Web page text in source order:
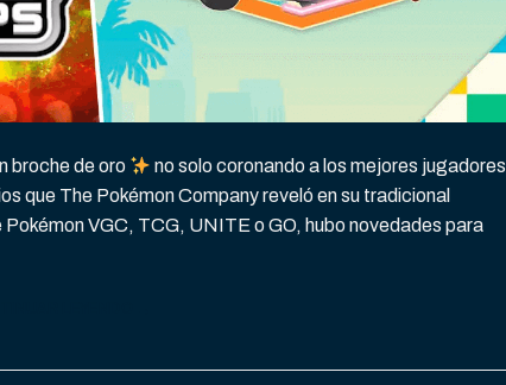
broche de oro
no solo coronando a los mejores jugadores
que The Pokémon Company reveló en su tradicional
VGC, TCG, UNITE o GO, hubo novedades para